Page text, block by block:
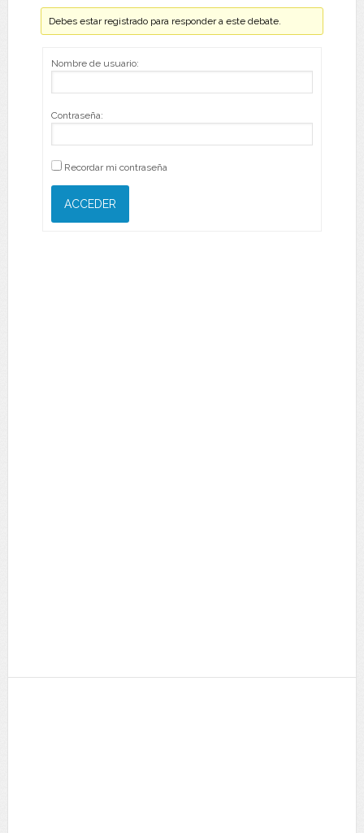
Debes estar registrado para responder a este debate.
Nombre de usuario:
Contraseña:
Recordar mi contraseña
ACCEDER